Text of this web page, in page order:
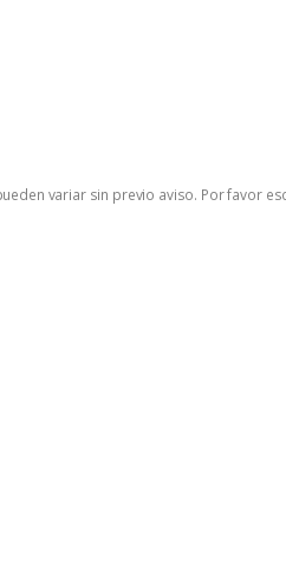
variar sin previo aviso. Por favor